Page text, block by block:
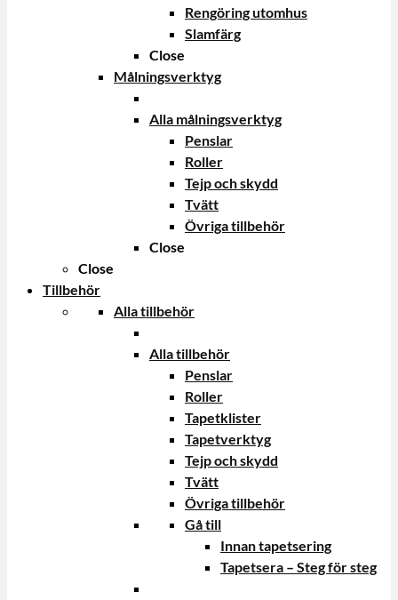
Rengöring utomhus
Slamfärg
Close
Målningsverktyg
Alla målningsverktyg
Penslar
Roller
Tejp och skydd
Tvätt
Övriga tillbehör
Close
Close
Tillbehör
Alla tillbehör
Alla tillbehör
Penslar
Roller
Tapetklister
Tapetverktyg
Tejp och skydd
Tvätt
Övriga tillbehör
Gå till
Innan tapetsering
Tapetsera – Steg för steg